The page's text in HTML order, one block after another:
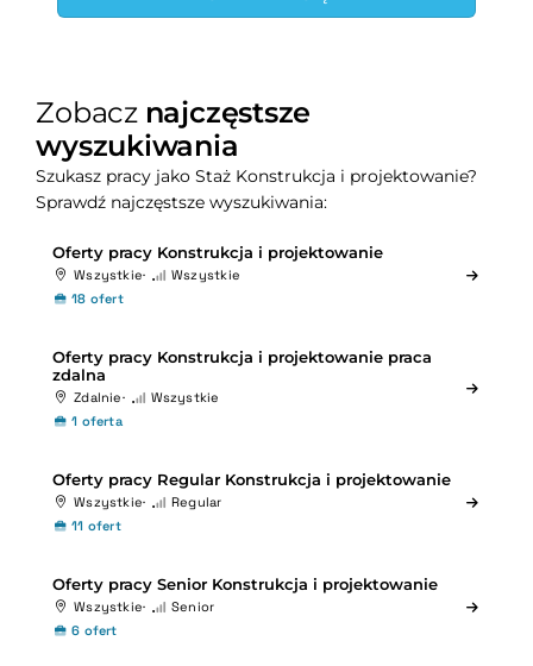
Zobacz najczęstsze
wyszukiwania
Szukasz pracy jako Staż Konstrukcja i projektowanie?
Sprawdź najczęstsze wyszukiwania:
Oferty pracy Konstrukcja i projektowanie
Wszystkie
Wszystkie
18 ofert
Oferty pracy Konstrukcja i projektowanie praca
zdalna
Zdalnie
Wszystkie
1 oferta
Oferty pracy Regular Konstrukcja i projektowanie
Wszystkie
Regular
11 ofert
Oferty pracy Senior Konstrukcja i projektowanie
Wszystkie
Senior
6 ofert